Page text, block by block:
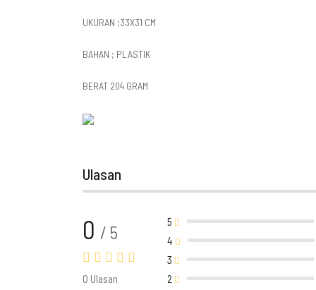
UKURAN ;33X31 CM
BAHAN ; PLASTIK
BERAT 204 GRAM
Ulasan
0 / 5
0 Ulasan
5
4
3
2